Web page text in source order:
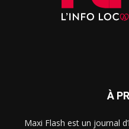
À
Maxi Flash est un journal